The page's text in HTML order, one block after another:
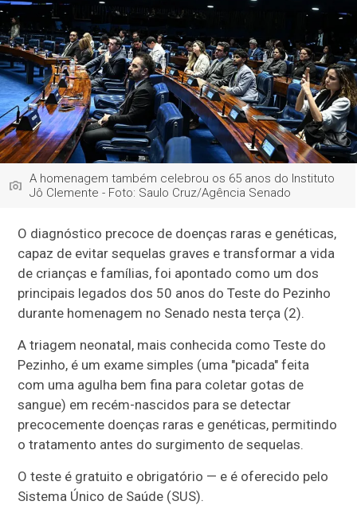
A homenagem também celebrou os 65 anos do Instituto
Jô Clemente - Foto: Saulo Cruz/Agência Senado
O diagnóstico precoce de doenças raras e genéticas,
capaz de evitar sequelas graves e transformar a vida
de crianças e famílias, foi apontado como um dos
principais legados dos 50 anos do Teste do Pezinho
durante homenagem no Senado nesta terça (2).
A triagem neonatal, mais conhecida como Teste do
Pezinho, é um exame simples (uma "picada" feita
com uma agulha bem fina para coletar gotas de
sangue) em recém-nascidos para se detectar
precocemente doenças raras e genéticas, permitindo
o tratamento antes do surgimento de sequelas.
O teste é gratuito e obrigatório — e é oferecido pelo
Sistema Único de Saúde (SUS).